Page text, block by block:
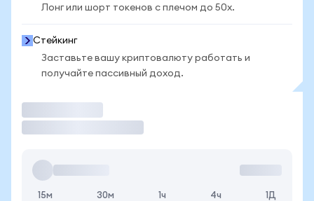
Лонг или шорт токенов с плечом до 50x.
Стейкинг
Заставьте вашу криптовалюту работать и
получайте пассивный доход.
15м 30м 1ч 4ч 1Д